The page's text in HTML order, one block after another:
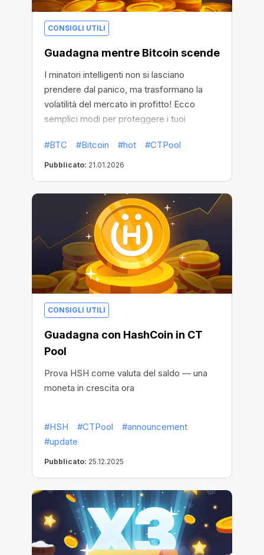
CONSIGLI UTILI
Guadagna mentre Bitcoin scende
I minatori intelligenti non si lasciano
prendere dal panico, ma trasformano la
volatilità del mercato in profitto! Ecco
semplici modi per proteggere i tuoi
indipendentemente dall'andamento del
mercato.
#BTC #Bitcoin #hot #CTPool
Pubblicato: 21.01.2026
CONSIGLI UTILI
Guadagna con HashCoin in CT
Pool
Prova HSH come valuta del saldo — una
moneta in crescita ora
#HSH #CTPool
#announcement
#update
Pubblicato: 25.12.2025